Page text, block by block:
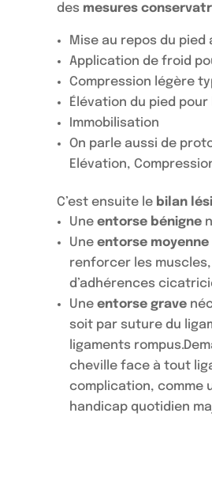
des mesures
Mise au repos du
Application de froid
Compression légère
Élévation du pied
Immobilisation
On parle aussi de
Elévation,
C’est ensuite le bilan
Une entorse bénigne
Une entorse moyenne
renforcer les
d’adhérences
Une entorse grave
soit par suture du
ligaments
cheville face à tout
complication, comme
handicap quotidien